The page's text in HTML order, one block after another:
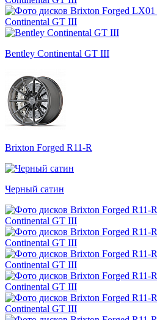
Bentley Continental GT III
Brixton Forged R11-R
Черный сатин